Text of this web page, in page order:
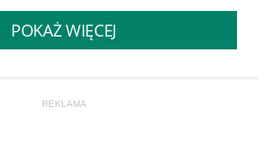
POKAŻ WIĘCEJ
REKLAMA